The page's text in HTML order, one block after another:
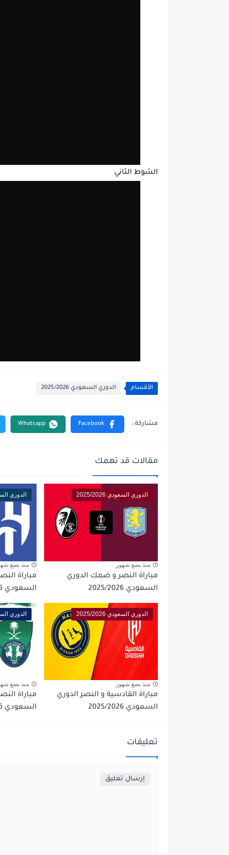
الشوط الثاني
الأقسام الدوري السعودي 2025/2026
مقالات قد تهمك
الدوري السعودي 2025/2026
منذ بضع شهور
مباراة النصر و ضمك الدوري
السعودي 2025/2026
الدوري السعودي
منذ بضع
مباراة
السعودي 2025/2026
الدوري السعودي 2025/2026
منذ بضع شهور
مباراة القادسية و النصر الدوري
السعودي 2025/2026
الدوري السعودي
منذ بضع
مباراة
السعودي 2025/2026
تعليقات
إرسال تعليق